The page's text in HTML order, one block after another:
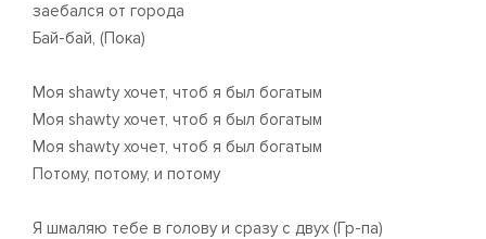
заебался от города
Бай-бай, (Пока)
Моя shawty хочет, чтоб я был богатым
Моя shawty хочет, чтоб я был богатым
Моя shawty хочет, чтоб я был богатым
Потому, потому, и потому
Я шмаляю тебе в голову и сразу с двух (Гр-па)